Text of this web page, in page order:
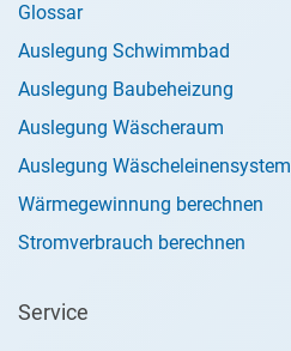
Glossar
Auslegung Schwimmbad
Auslegung Baubeheizung
Auslegung Wäscheraum
Auslegung Wäscheleinensystem
Wärmegewinnung berechnen
Stromverbrauch berechnen
Service